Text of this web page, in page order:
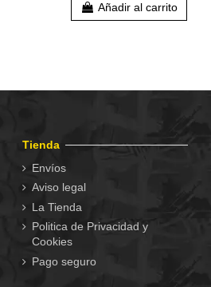
Añadir al carrito
Tienda
Envíos
Aviso legal
La Tienda
Politica de Privacidad y
Cookies
Pago seguro